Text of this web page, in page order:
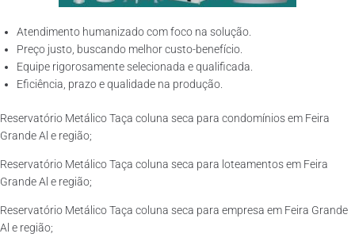
Atendimento humanizado com foco na solução.
Preço justo, buscando melhor custo-benefício.
Equipe rigorosamente selecionada e qualificada.
Eficiência, prazo e qualidade na produção.
Reservatório Metálico Taça coluna seca para condomínios em Feira
Grande Al e região;
Reservatório Metálico Taça coluna seca para loteamentos em Feira
Grande Al e região;
Reservatório Metálico Taça coluna seca para empresa em Feira Grande
Al e região;